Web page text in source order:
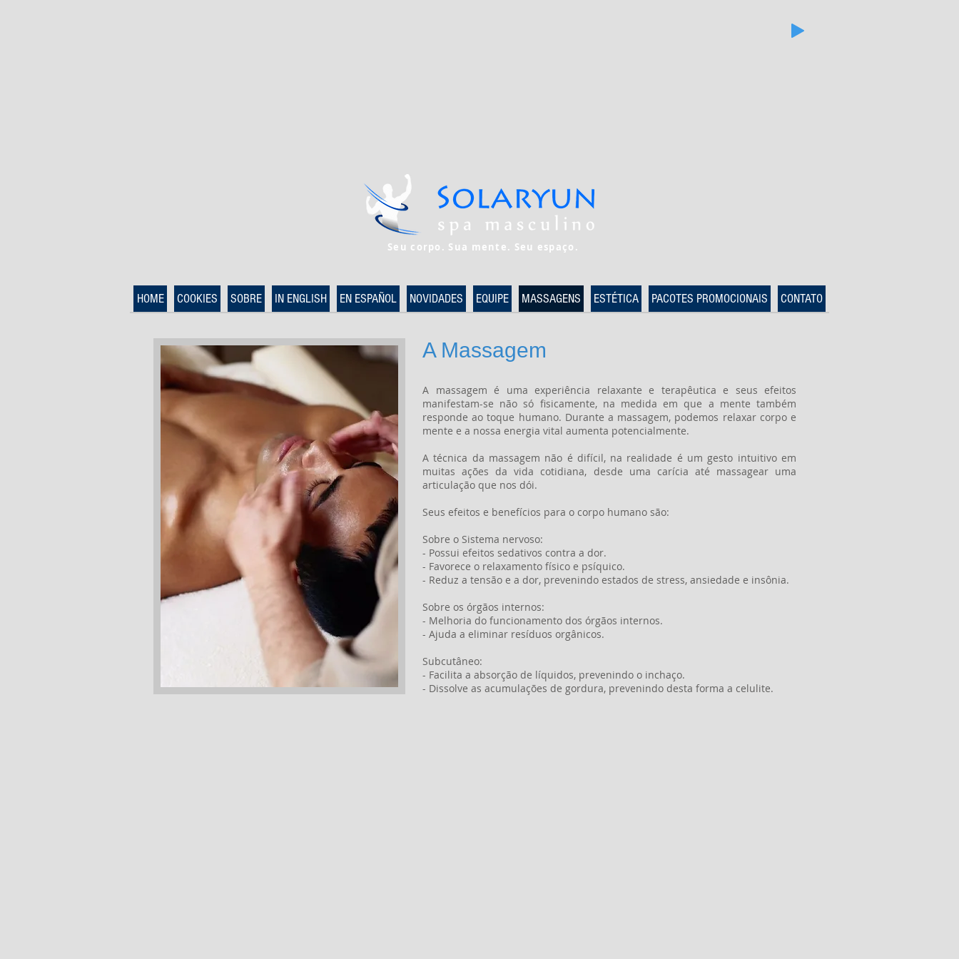
Seu corpo. Sua mente. Seu espaço.
HOME COOKIES SOBRE IN ENGLISH EN ESPAÑOL NOVIDADES EQUIPE MASSAGENS ESTÉTICA PACOTES PROMOCIONAIS CONTATO
A Massagem
A massagem é uma experiência relaxante e terapêutica e seus efeitos
manifestam-se não só fisicamente, na medida em que a mente também
responde ao toque humano. Durante a massagem, podemos relaxar corpo e
mente e a nossa energia vital aumenta potencialmente.
A técnica da massagem não é difícil, na realidade é um gesto intuitivo em
muitas ações da vida cotidiana, desde uma carícia até massagear uma
articulação que nos dói.
Seus efeitos e benefícios para o corpo humano são:
Sobre o Sistema nervoso:
- Possui efeitos sedativos contra a dor.
- Favorece o relaxamento físico e psíquico.
- Reduz a tensão e a dor, prevenindo estados de stress, ansiedade e insônia.
Sobre os órgãos internos:
- Melhoria do funcionamento dos órgãos internos.
- Ajuda a eliminar resíduos orgânicos.
Subcutâneo:
- Facilita a absorção de líquidos, prevenindo o inchaço.
- Dissolve as acumulações de gordura, prevenindo desta forma a celulite.